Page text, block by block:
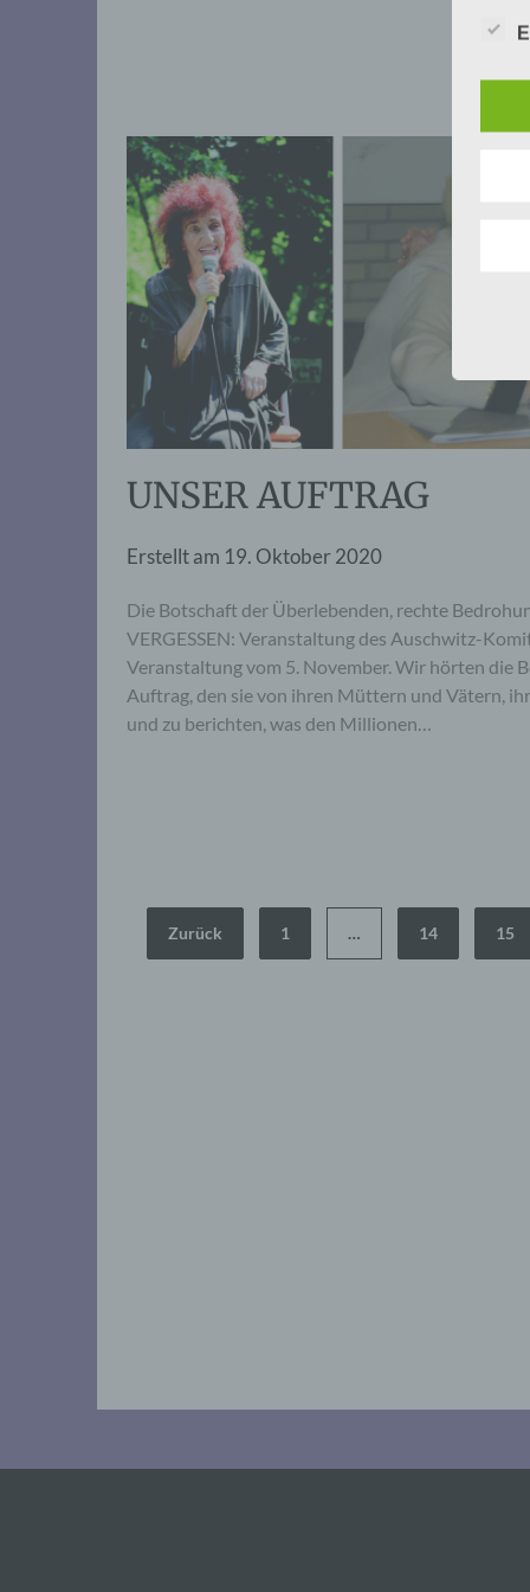
UNSER AUFTRAG
Erstellt am 19. Oktober 2020
Die Botschaft der Überlebenden, rechte
VERGESSEN: Veranstaltung des Auschwitz-
Veranstaltung vom 5. November. Wir hörten die
Auftrag, den sie von ihren Müttern und Vätern,
und zu berichten, was den Millionen…
Seitennummerierung
Zurück 1 … 14 15